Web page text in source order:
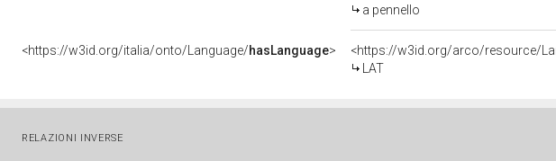
a pennello
<https://w3id.org/italia/onto/Language/hasLanguage>
<https://w3id.org/arco/resource/
LAT
RELAZIONI INVERSE